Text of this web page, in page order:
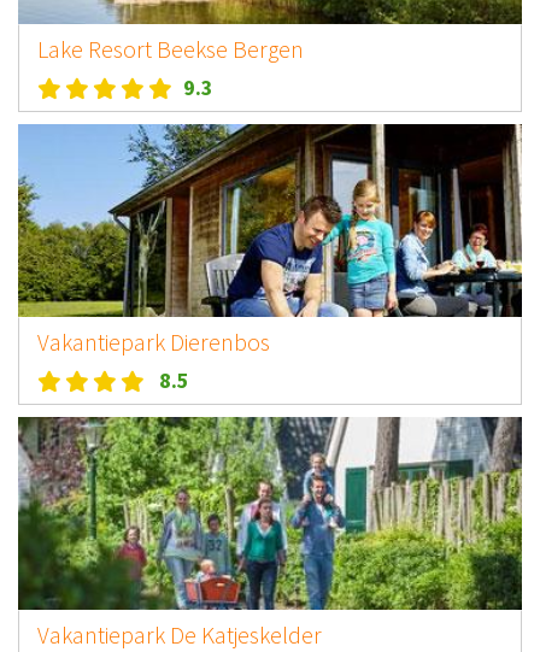
Lake Resort Beekse Bergen
9.3
Vakantiepark Dierenbos
8.5
Vakantiepark De Katjeskelder